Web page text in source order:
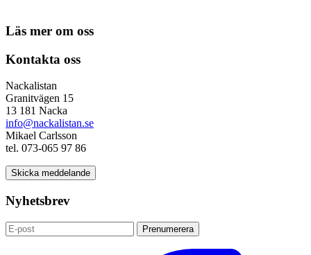
Läs mer om oss
Kontakta oss
Nackalistan
Granitvägen 15
13 181 Nacka
info@nackalistan.se
Mikael Carlsson
tel. 073-065 97 86
Skicka meddelande
Nyhetsbrev
Prenumerera